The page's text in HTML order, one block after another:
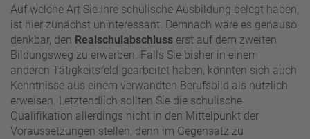
Auf welche Art Sie Ihre schulische Ausbildung belegt haben,
ist hier zunächst uninteressant. Demnach wäre es genauso
denkbar, den Realschulabschluss erst auf dem zweiten
Bildungsweg zu erwerben. Falls Sie bisher in einem
anderen Tätigkeitsfeld gearbeitet haben, könnten sich auch
Kenntnisse aus einem verwandten Berufsbild als nützlich
erweisen. Letztendlich sollten Sie die schulische
Qualifikation allerdings nicht in den Mittelpunkt der
Voraussetzungen stellen, denn im Gegensatz zu